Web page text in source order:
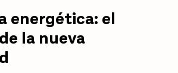
energética: el
la nueva